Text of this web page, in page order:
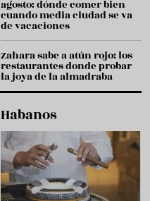
agosto: dónde comer bien
cuando media ciudad se va
de vacaciones
Zahara sabe a atún rojo: los
restaurantes donde probar
la joya de la almadraba
Habanos